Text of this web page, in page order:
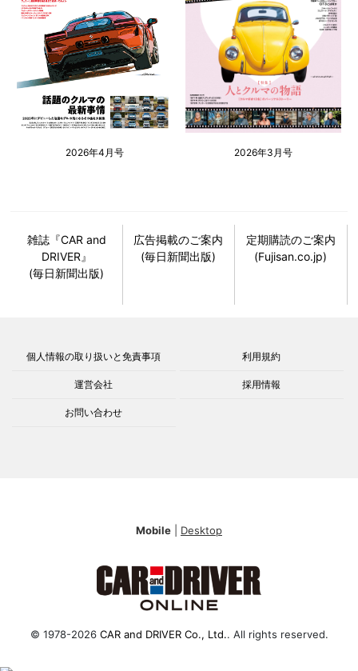
2026年4月号 2026年3月号
雑誌『CAR and
DRIVER』
(毎日新聞出版)
広告掲載のご案内
(毎日新聞出版)
定期購読のご案内
(Fujisan.co.jp)
個人情報の取り扱いと免責事項 利用規約
運営会社 採用情報
お問い合わせ
Mobile Desktop
© 1978-2026 CAR and DRIVER Co., Ltd.. All rights reserved.